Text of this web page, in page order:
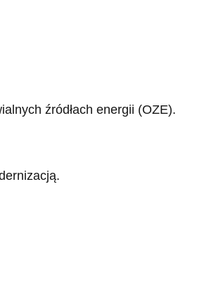
źródłach energii (OZE).